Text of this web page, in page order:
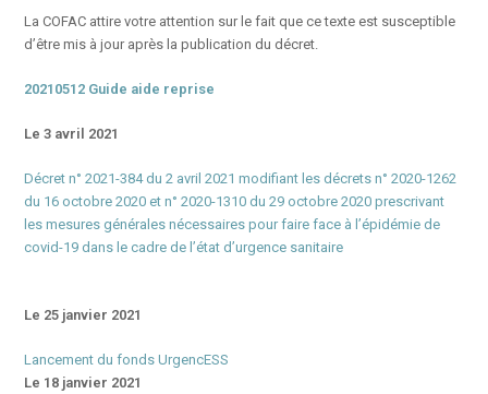
La COFAC attire votre attention sur le fait que ce texte est susceptible
d’être mis à jour après la publication du décret.
20210512 Guide aide reprise
Le 3 avril 2021
Décret n° 2021-384 du 2 avril 2021 modifiant les décrets n° 2020-1262
du 16 octobre 2020 et n° 2020-1310 du 29 octobre 2020 prescrivant
les mesures générales nécessaires pour faire face à l’épidémie de
covid-19 dans le cadre de l’état d’urgence sanitaire
Le 25 janvier 2021
Lancement du fonds UrgencESS
Le 18 janvier 2021